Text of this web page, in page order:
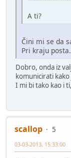
A ti?
Čini mi se da
Pri kraju posta.
Dobro, onda iz
komunicirati
I mi bi tako kao i
scallop
5
03-03-2013, 15:33:00